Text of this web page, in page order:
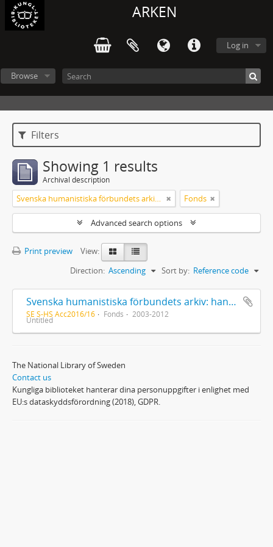
ARKEN
Log in
Browse
Filters
Showing 1 results
Archival description
Svenska humanistiska förbundets arkiv: handlingar 2003-2012 Fonds
Advanced search options
Print preview
View:
Sort by: Reference code
Direction: Ascending
Svenska humanistiska förbundets arkiv: handlingar 2003-2012
SE S-HS Acc2016/16 Fonds 2003-2012
Untitled
The National Library of Sweden
Contact us
Kungliga biblioteket hanterar dina personuppgifter i enlighet med
EU:s dataskyddsförordning (2018), GDPR.